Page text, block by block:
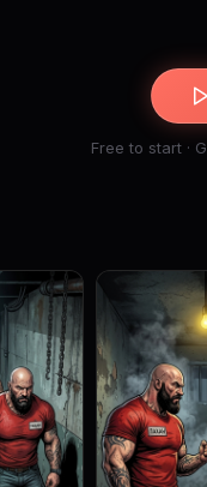
Free to start ·